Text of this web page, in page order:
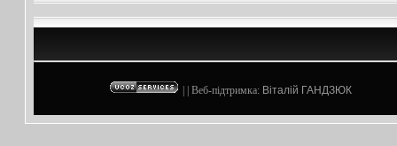
| | Веб-підтримка: Віталій ГАНДЗЮК